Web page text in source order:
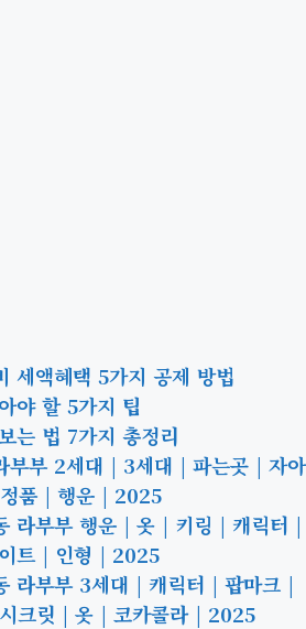
세액혜택 5가지 공제 방법
야 할 5가지 팁
는 법 7가지 총정리
부부 2세대 | 3세대 | 파는곳 | 자아
품 | 행운 | 2025
라부부 행운 | 옷 | 키링 | 캐릭터 |
트 | 인형 | 2025
라부부 3세대 | 캐릭터 | 팝마크 |
크릿 | 옷 | 코카콜라 | 2025